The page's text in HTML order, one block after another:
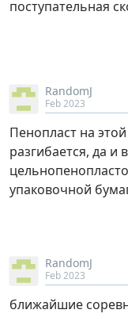
поступательная
RandomJ
Feb 2023
Пенопласт на
разгибается, да и
упаковочной
RandomJ
Feb 2023
ближайшие